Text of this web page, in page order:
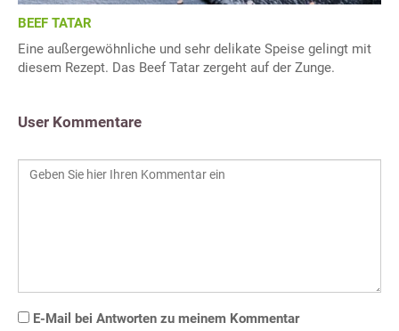
BEEF TATAR
Eine außergewöhnliche und sehr delikate Speise gelingt mit
diesem Rezept. Das Beef Tatar zergeht auf der Zunge.
User Kommentare
E-Mail bei Antworten zu meinem Kommentar